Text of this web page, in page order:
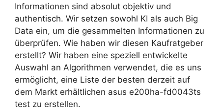
Informationen sind absolut objektiv und
authentisch. Wir setzen sowohl KI als auch Big
Data ein, um die gesammelten Informationen zu
überprüfen. Wie haben wir diesen Kaufratgeber
erstellt? Wir haben eine speziell entwickelte
Auswahl an Algorithmen verwendet, die es uns
ermöglicht, eine Liste der besten derzeit auf
dem Markt erhältlichen asus e200ha-fd0043ts
test zu erstellen.